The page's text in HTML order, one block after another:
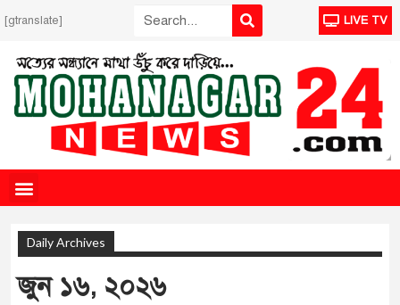
[gtranslate] LIVE TV
Daily Archives
জুন ১৬, ২০২৬